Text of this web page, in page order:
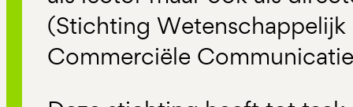
(Stichting Wetenschappelijk
Commerciële